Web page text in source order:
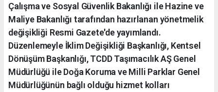
Çalışma ve Sosyal Güvenlik Bakanlığı ile Hazine ve
Maliye Bakanlığı tarafından hazırlanan yönetmelik
değişikliği Resmi Gazete'de yayımlandı.
Düzenlemeyle İklim Değişikliği Başkanlığı, Kentsel
Dönüşüm Başkanlığı, TCDD Taşımacılık AŞ Genel
Müdürlüğü ile Doğa Koruma ve Milli Parklar Genel
Müdürlüğünün bağlı olduğu hizmet kolları